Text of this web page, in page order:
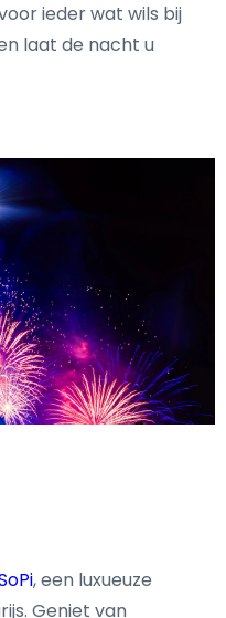
ieder wat wils bij
laat de nacht u
, een luxueuze
Geniet van